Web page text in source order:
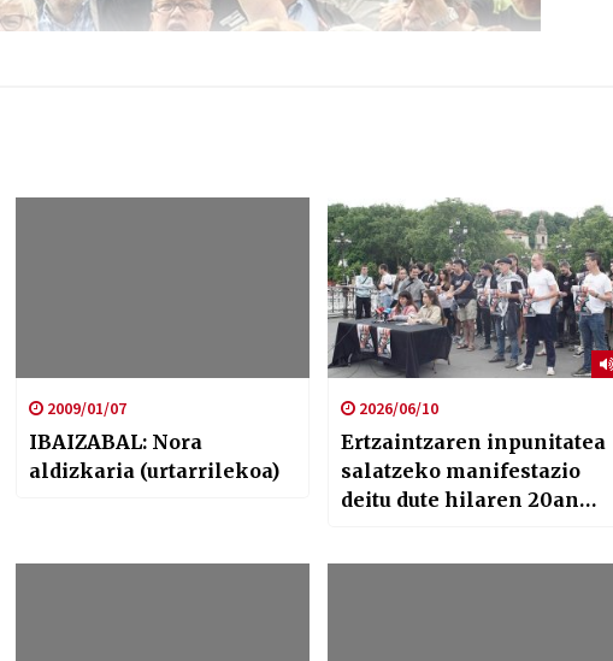
2009/01/07
IBAIZABAL: Nora
aldizkaria (urtarrilekoa)
2026/06/10
Ertzaintzaren inpunitatea
salatzeko manifestazio
deitu dute hilaren 20an